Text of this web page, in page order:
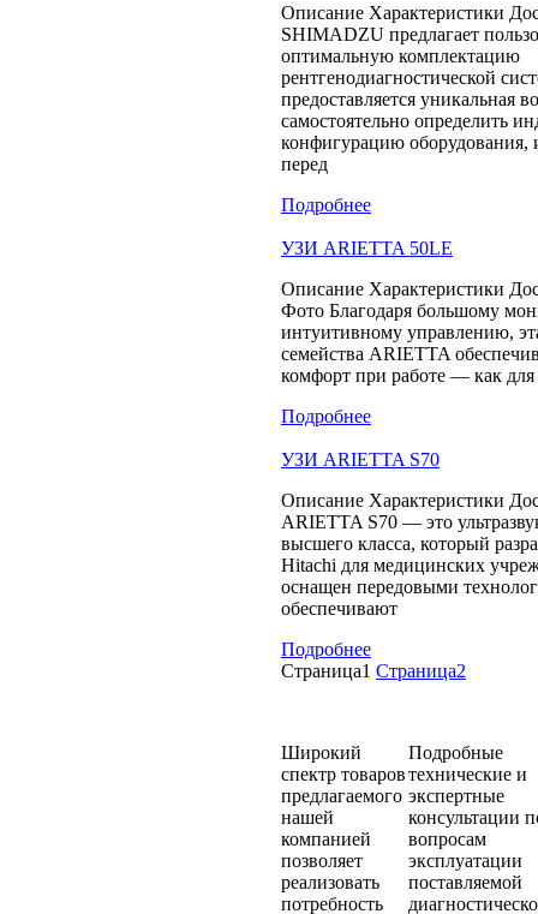
Описание Характеристики
SHIMADZU предлагает
оптимальную комплектацию
рентгенодиагностической
предоставляется уникальная
самостоятельно определить
конфигурацию оборудования,
перед
Подробнее
УЗИ ARIETTA 50LE
Описание Характеристики
Фото Благодаря большому
интуитивному управлению,
семейства ARIETTA
комфорт при работе — как для
Подробнее
УЗИ ARIETTA S70
Описание Характеристики
ARIETTA S70 — это
высшего класса, который
Hitachi для медицинских
оснащен передовыми
обеспечивают
Подробнее
Страница1 Страница2
Широкий
спектр товаров
предлагаемого
нашей
компанией
позволяет
реализовать
потребность
Подробные
технические и
экспертные
консультации
вопросам
эксплуатации
поставляемой